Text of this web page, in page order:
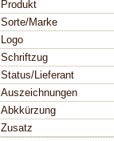
Produkt
Sorte/Marke
Logo
Schriftzug
Status/Lieferant
Auszeichnungen
Abkkürzung
Zusatz